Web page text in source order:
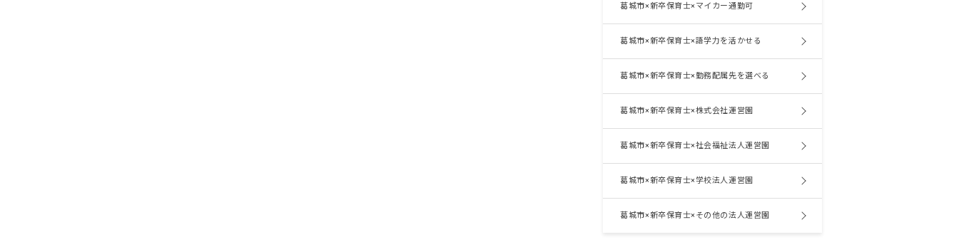
葛城市×新卒保育士×マイカー通勤可
葛城市×新卒保育士×語学力を活かせる
葛城市×新卒保育士×勤務配属先を選べる
葛城市×新卒保育士×株式会社運営園
葛城市×新卒保育士×社会福祉法人運営園
葛城市×新卒保育士×学校法人運営園
葛城市×新卒保育士×その他の法人運営園